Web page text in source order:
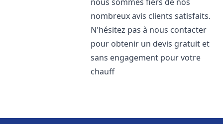
nombreux avis clients satisfaits.
N'hésitez pas à nous contacter
pour obtenir un devis gratuit et
sans engagement pour votre
chauff